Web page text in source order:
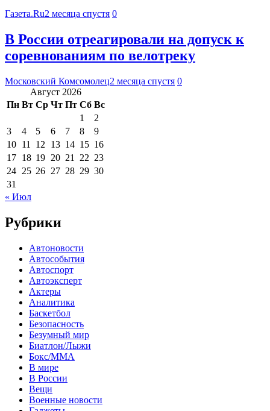
Газета.Ru2 месяца спустя 0
В России отреагировали на допуск к
соревнованиям по велотреку
Московский Комсомолец2 месяца спустя 0
Август 2026
Пн Вт Ср Чт Пт Сб Вс
1
2
3
4 5 6 7 8
9
10 11 12 13 14 15 16
17 18 19 20 21 22 23
24 25 26 27 28 29 30
31
« Июл
Рубрики
Автоновости
Автособытия
Автоспорт
Автоэксперт
Актеры
Аналитика
Баскетбол
Безопасность
Безумный мир
Биатлон/Лыжи
Бокс/MMA
В мире
В России
Вещи
Военные новости